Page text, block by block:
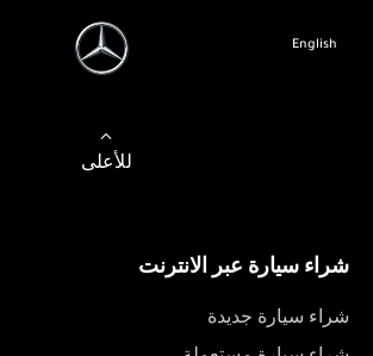
English
للأعلى
شراء سيارة عبر الانترنت
شراء سيارة جديدة